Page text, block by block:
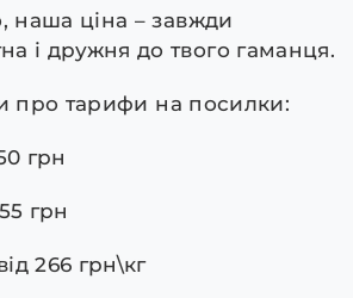
наша ціна – завжди
і дружня до твого гаманця.
про тарифи на посилки:
грн
грн
266 грн\кг